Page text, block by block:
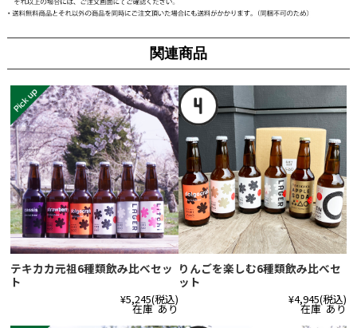
関連商品
テキカカ元祖6種類飲み比べセッ
ト
¥5,245(税込)
在庫 あり
りんごを楽しむ6種類飲み比べセ
ット
¥4,945(税込)
在庫 あり